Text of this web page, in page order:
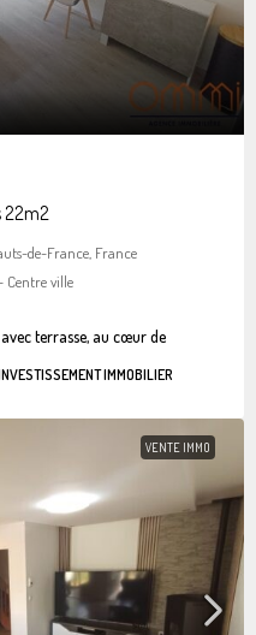
22m2
de-France, France
ville
terrasse, au cœur de
IMMOBILIER
VENTE IMMO